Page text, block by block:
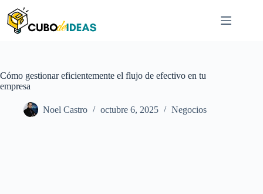
contenido
Cómo gestionar eficientemente el flujo de efectivo en tu
empresa
Noel Castro octubre 6, 2025 Negocios